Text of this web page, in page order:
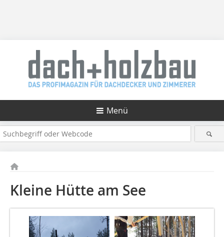
Menü
Kleine Hütte am See